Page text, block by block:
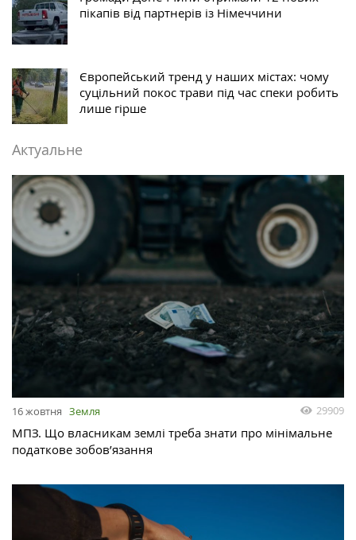
пікапів від партнерів із Німеччини
Європейський тренд у наших містах: чому
суцільний покос трави під час спеки робить
лише гірше
Актуальне
16 жовтня Земля 29909
МПЗ. Що власникам землі треба знати про мінімальне
податкове зобов’язання